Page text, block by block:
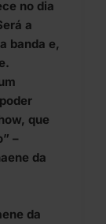
no dia
a
banda e,
que
–
da
da